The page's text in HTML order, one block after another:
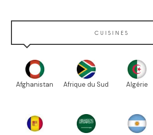
CUISINES
Afghanistan Afrique du Sud Algérie